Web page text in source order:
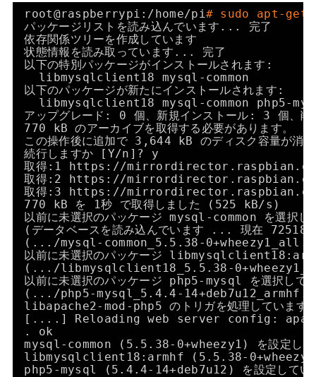
root@raspberrypi: /home/pi# sudo apt-get
パッケージリストを読み込んでいます... 完了
依存関係ツリーを作成しています
状態情報を読み取っています... 完了
以下の特別パッケージがインストールされます:
libmysqlclient18 mysql-common
以下のパッケージが新たにインストールされます:
libmysqlclient18 mysql-common php5-
アップグレード: 0 個、新規インストール: 3 個、
770 kB のアーカイブを取得する必要があります。
この操作後に追加で 3,644 kB のディスク容量が消費
続行しますか [Y/n ]? y
取得:1 https: //mirrordirector
取得:2 https: //mirrordirector
取得:3 https: //mirrordirector
770 kB を 1秒 で取得しました (525 kB/s )
以前に未選択のパッケージ mysql-common を選択し
(データベースを読み込んでいます ... 現在 72518
(... /mysql-common_5 .5.38-
以前に未選択のパッケージ
(... /libmysqlclient18_5 .5.38-
以前に未選択のパッケージ php5-mysql を選択して
(... /php5-mysql_5 .4.4-
libapache2-mod-php5 のトリガを処理していま
[....] Reloading web server config:
. ok
mysql-common (5.5.38-0+wheezy1) を設定し
libmysqlclient18:armhf (5.5.38-0+wheezy1)
php5-mysql (5.4.4-14+deb7u12) を設定して